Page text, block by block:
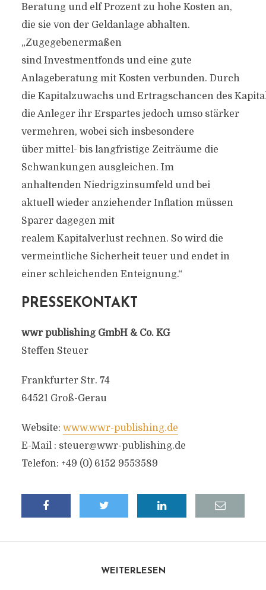
Beratung und elf Prozent zu hohe Kosten an,
die sie von der Geldanlage abhalten.
„Zugegebenermaßen
sind Investmentfonds und eine gute
Anlageberatung mit Kosten verbunden. Durch
die Kapitalzuwachs und Ertragschancen des
die Anleger ihr Erspartes jedoch umso stärker
vermehren, wobei sich insbesondere
über mittel- bis langfristige Zeiträume die
Schwankungen ausgleichen. Im
anhaltenden Niedrigzinsumfeld und bei
aktuell wieder anziehender Inflation müssen
Sparer dagegen mit
realem Kapitalverlust rechnen. So wird die
vermeintliche Sicherheit teuer und endet in
einer schleichenden Enteignung.“
PRESSEKONTAKT
wwr publishing GmbH & Co. KG
Steffen Steuer
Frankfurter Str. 74
64521 Groß-Gerau
Website: www.wwr-publishing.de
E-Mail : steuer@wwr-publishing.de
Telefon: +49 (0) 6152 9553589
WEITERLESEN